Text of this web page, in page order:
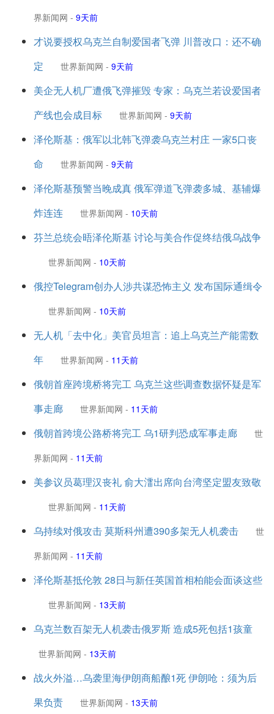
界新闻网 - 9天前
才说要授权乌克兰自制爱国者飞弹 川普改口：还不确
定
世界新闻网 - 9天前
美企无人机厂遭俄飞弹摧毁 专家：乌克兰若设爱国者
产线也会成目标
世界新闻网 - 9天前
泽伦斯基：俄军以北韩飞弹袭乌克兰村庄 一家5口丧
命
世界新闻网 - 9天前
泽伦斯基预警当晚成真 俄军弹道飞弹袭多城、基辅爆
炸连连
世界新闻网 - 10天前
芬兰总统会晤泽伦斯基 讨论与美合作促终结俄乌战争
世界新闻网 - 10天前
俄控Telegram创办人涉共谋恐怖主义 发布国际通缉令
世界新闻网 - 10天前
无人机「去中化」美官员坦言：追上乌克兰产能需数
年
世界新闻网 - 11天前
俄朝首座跨境桥将完工 乌克兰这些调查数据怀疑是军
事走廊
世界新闻网 - 11天前
俄朝首跨境公路桥将完工 乌1研判恐成军事走廊
世
界新闻网 - 11天前
美参议员葛理汉丧礼 俞大㵢出席向台湾坚定盟友致敬
世界新闻网 - 11天前
乌持续对俄攻击 莫斯科州遭390多架无人机袭击
世
界新闻网 - 11天前
泽伦斯基抵伦敦 28日与新任英国首相柏能会面谈这些
世界新闻网 - 13天前
乌克兰数百架无人机袭击俄罗斯 造成5死包括1孩童
世界新闻网 - 13天前
战火外溢…乌袭里海伊朗商船酿1死 伊朗呛：须为后
果负责
世界新闻网 - 13天前